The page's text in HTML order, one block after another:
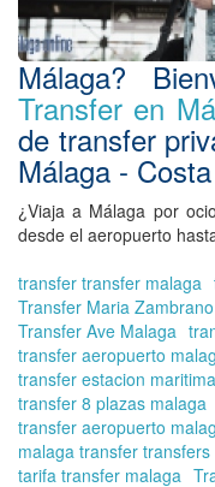
Málaga?
Transfer en
de transfer
Málaga -
¿Viaja a Málaga por
desde el aeropuerto
transfer transfer malaga
Transfer Maria Zambrano
Transfer Ave Malaga
transfer aeropuerto
transfer estacion
transfer 8 plazas malaga
transfer aeropuerto
malaga transfer transfers
tarifa transfer malaga